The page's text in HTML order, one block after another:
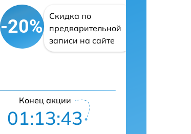
-20%
Скидка по
предварительной
записи на сайте
Конец акции
01:13:42